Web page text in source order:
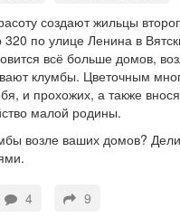
создают жильцы
по улице Ленина в
всё больше домов,
клумбы. Цветочным
и прохожих, а также
малой родины.
возле ваших домов?
4 9